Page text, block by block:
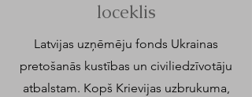
loceklis
Latvijas uzņēmēju fonds Ukrainas
pretošanās kustības un civiliedzīvotāju
atbalstam. Kopš Krievijas uzbrukuma,